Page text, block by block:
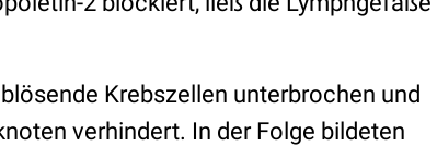
Krebszellen unterbrochen und
verhindert. In der Folge bildeten